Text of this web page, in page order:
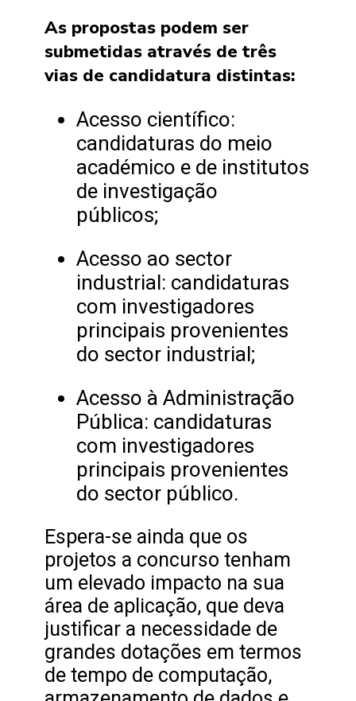
As propostas podem ser
submetidas através de três
vias de candidatura distintas:
Acesso científico:
candidaturas do meio
académico e de institutos
de investigação
públicos;
Acesso ao sector
industrial: candidaturas
com investigadores
principais provenientes
do sector industrial;
Acesso à Administração
Pública: candidaturas
com investigadores
principais provenientes
do sector público.
Espera-se ainda que os
projetos a concurso tenham
um elevado impacto na sua
área de aplicação, que deva
justificar a necessidade de
grandes dotações em termos
de tempo de computação,